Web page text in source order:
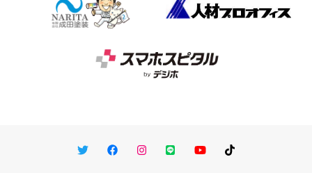
TwitterFacebookInstagram
LINE You TubeTikTok